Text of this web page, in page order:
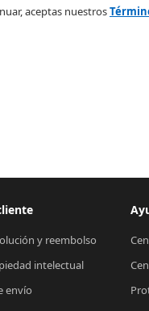
aceptas nuestros
y reembolso
intelectual
envío